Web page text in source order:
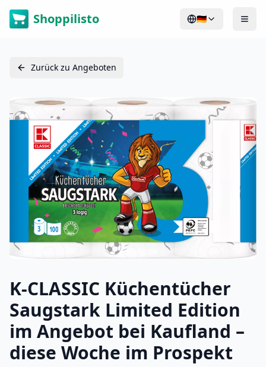
Shoppilisto 🇩🇪
Zurück zu Angeboten
K-CLASSIC Küchentücher
Saugstark Limited Edition
im Angebot bei Kaufland –
diese Woche im Prospekt